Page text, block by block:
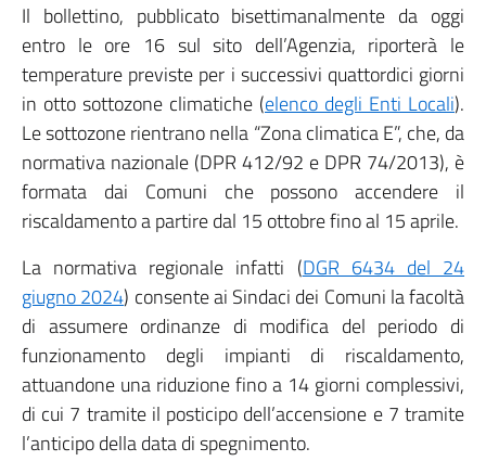
Il bollettino, pubblicato bisettimanalmente da oggi
entro le ore 16 sul sito dell’Agenzia, riporterà le
temperature previste per i successivi quattordici giorni
in otto sottozone climatiche (elenco degli Enti Locali).
Le sottozone rientrano nella “Zona climatica E”, che, da
normativa nazionale (DPR 412/92 e DPR 74/2013), è
formata dai Comuni che possono accendere il
riscaldamento a partire dal 15 ottobre fino al 15 aprile.
La normativa regionale infatti (DGR 6434 del 24
giugno 2024) consente ai Sindaci dei Comuni la facoltà
di assumere ordinanze di modifica del periodo di
funzionamento degli impianti di riscaldamento,
attuandone una riduzione fino a 14 giorni complessivi,
di cui 7 tramite il posticipo dell’accensione e 7 tramite
l’anticipo della data di spegnimento.